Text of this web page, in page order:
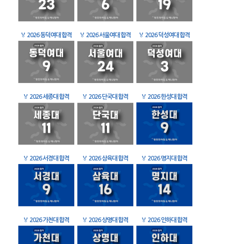
🏅 2026 동덕여대 합격 🏅 2026 서울여대 합격 🏅 2026 덕성여대 합격
🏅 2026 세종대 합격 🏅 2026 단국대 합격 🏅 2026 한성대 합격
🏅 2026 서경대 합격 🏅 2026 삼육대 합격 🏅 2026 명지대 합격
🏅 2026 가천대 합격 🏅 2026 상명대 합격 🏅 2026 인하대 합격